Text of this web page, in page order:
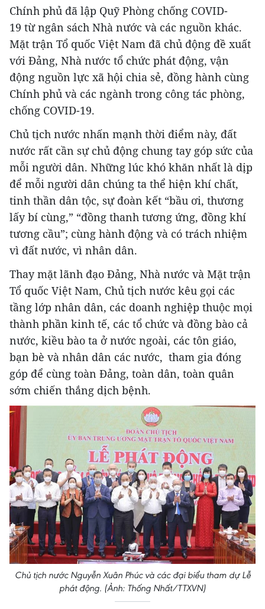
Chính phủ đã lập Quỹ Phòng chống COVID-
19 từ ngân sách Nhà nước và các nguồn khác.
Mặt trận Tổ quốc Việt Nam đã chủ động đề xuất
với Đảng, Nhà nước tổ chức phát động, vận
động nguồn lực xã hội chia sẻ, đồng hành cùng
Chính phủ và các ngành trong công tác phòng,
chống COVID-19.
Chủ tịch nước nhấn mạnh thời điểm này, đất
nước rất cần sự chủ động chung tay góp sức của
mỗi người dân. Những lúc khó khăn nhất là dịp
để mỗi người dân chúng ta thể hiện khí chất,
tinh thần dân tộc, sự đoàn kết “bầu ơi, thương
lấy bí cùng,” “đồng thanh tương ứng, đồng khí
tương cầu”; cùng hành động và có trách nhiệm
vì đất nước, vì nhân dân.
Thay mặt lãnh đạo Đảng, Nhà nước và Mặt trận
Tổ quốc Việt Nam, Chủ tịch nước kêu gọi các
tầng lớp nhân dân, các doanh nghiệp thuộc mọi
thành phần kinh tế, các tổ chức và đồng bào cả
nước, kiều bào ta ở nước ngoài, các tôn giáo,
bạn bè và nhân dân các nước, tham gia đóng
góp để cùng toàn Đảng, toàn dân, toàn quân
sớm chiến thắng dịch bệnh.
Chủ tịch nước Nguyễn Xuân Phúc và các đại biểu tham dự Lễ
phát động. (Ảnh: Thống Nhất/TTXVN)